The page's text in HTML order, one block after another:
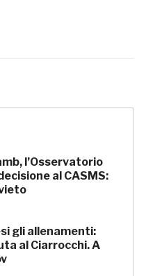
l’Osservatorio
al CASMS:
gli allenamenti:
al Ciarrocchi. A